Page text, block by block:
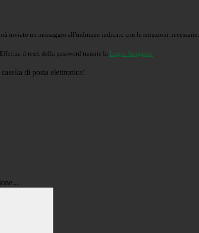
inviato un messaggio all'indirizzo indicato con le istruzioni necessarie.
il reset della password tramite la Login Spaggiari
di posta elettronica!